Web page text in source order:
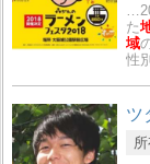
た
域
性
ツ
所